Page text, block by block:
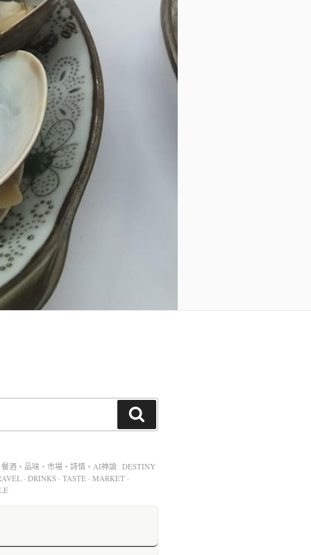
酒・品味・市場・詩情・AI神諭 DESTINY
· DRINKS · TASTE · MARKET ·